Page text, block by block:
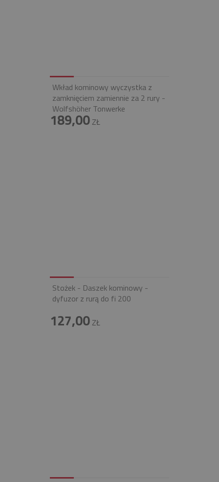
Wkład kominowy wyczystka z
zamknięciem zamiennie za 2 rury -
Wolfshöher Tonwerke
189,00ZŁ
Stożek - Daszek kominowy -
dyfuzor z rurą do fi 200
127,00ZŁ